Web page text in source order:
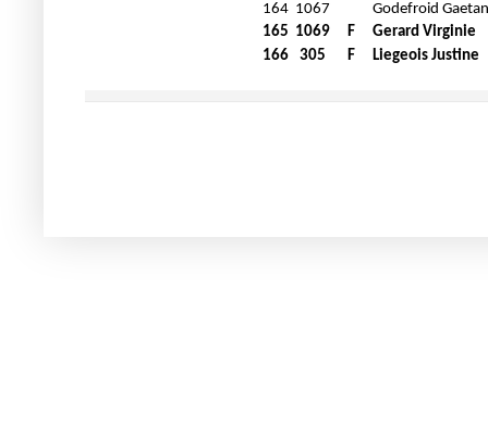
164 1067
Godefroid Gaetan
165 1069 F
Gerard Virginie
166
305 F Liegeois Justine